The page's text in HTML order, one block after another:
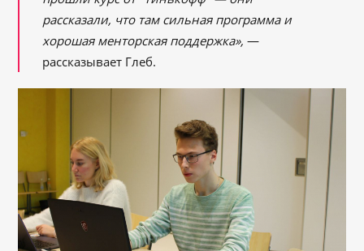
рассказали, что там сильная программа и
хорошая менторская поддержка», ―
рассказывает Глеб.